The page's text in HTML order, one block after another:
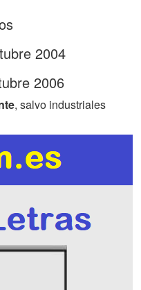
2004
2006
, salvo industriales